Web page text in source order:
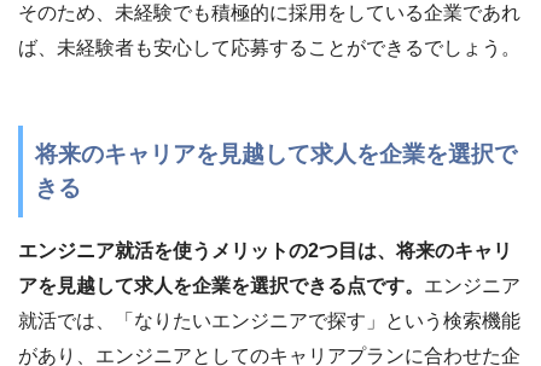
そのため、未経験でも積極的に採用をしている企業であれ
ば、未経験者も安心して応募することができるでしょう。
将来のキャリアを見越して求人を企業を選択で
きる
エンジニア就活を使うメリットの2つ目は、将来のキャリ
アを見越して求人を企業を選択できる点です。 エンジニア
就活では、「なりたいエンジニアで探す」という検索機能
があり、エンジニアとしてのキャリアプランに合わせた企